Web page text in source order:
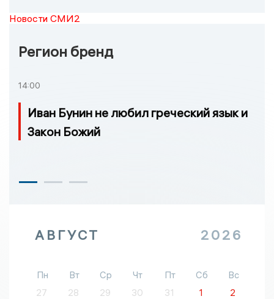
Новости СМИ2
Регион бренд
14:00
Иван Бунин не любил греческий язык и
Закон Божий
АВГУСТ 2026
Пн Вт Ср Чт Пт Сб
Вс
27
28 29 30 31 1
2